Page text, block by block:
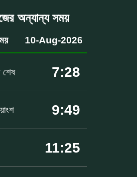
অন্যান্য সময়
10-Aug-2026
7:28
9:49
11:25